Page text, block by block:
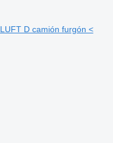
D camión furgón <